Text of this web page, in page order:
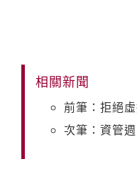
相關新聞
前筆：拒絕
次筆：資管